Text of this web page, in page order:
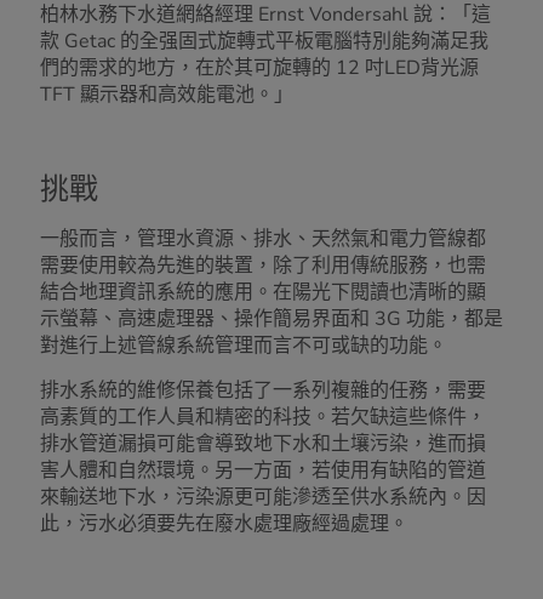
柏林水務下水道網絡經理 Ernst Vondersahl 說：「這
款 Getac 的全强固式旋轉式平板電腦特別能夠滿足我
們的需求的地方，在於其可旋轉的 12 吋LED背光源
TFT 顯示器和高效能電池。」
挑戰
一般而言，管理水資源、排水、天然氣和電力管線都
需要使用較為先進的裝置，除了利用傳統服務，也需
結合地理資訊系統的應用。在陽光下閱讀也清晰的顯
示螢幕、高速處理器、操作簡易界面和 3G 功能，都是
對進行上述管線系統管理而言不可或缺的功能。
排水系統的維修保養包括了一系列複雜的任務，需要
高素質的工作人員和精密的科技。若欠缺這些條件，
排水管道漏損可能會導致地下水和土壤污染，進而損
害人體和自然環境。另一方面，若使用有缺陷的管道
來輸送地下水，污染源更可能滲透至供水系統內。因
此，污水必須要先在廢水處理廠經過處理。